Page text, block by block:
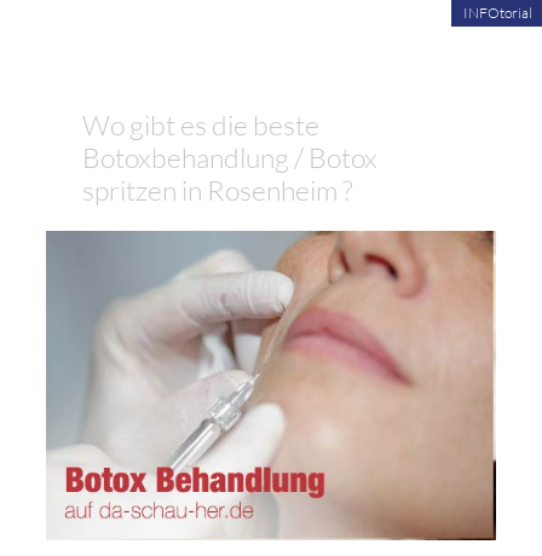
INFOtorial
Wo gibt es die beste
Botoxbehandlung / Botox
spritzen in Rosenheim ?